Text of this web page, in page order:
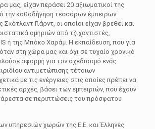
μας, είχαν περάσει 20 αξιωματικοί της
την καθοδήγηση τεσσάρων έμπειρων
Γιάρντ, οι οποίοι είχαν βρεθεί και
ομηριών από τζιχαντιστές,
ή της Μπόκο Χαράμ. Η εκπαίδευση, που για
στη χώρα μας και όχι σε τυχαίο χρονικό
αφορμή για τον σχεδιασμό ενός
αντιμετώπισης τέτοιων
με τις ενέργειες στις οποίες πρέπει να
αρχές, βάσει των εμπειριών, που έχουν
σε περιπτώσεις του πρόσφατου
υπηρεσιών χωρών της Ε.Ε. και Έλληνες